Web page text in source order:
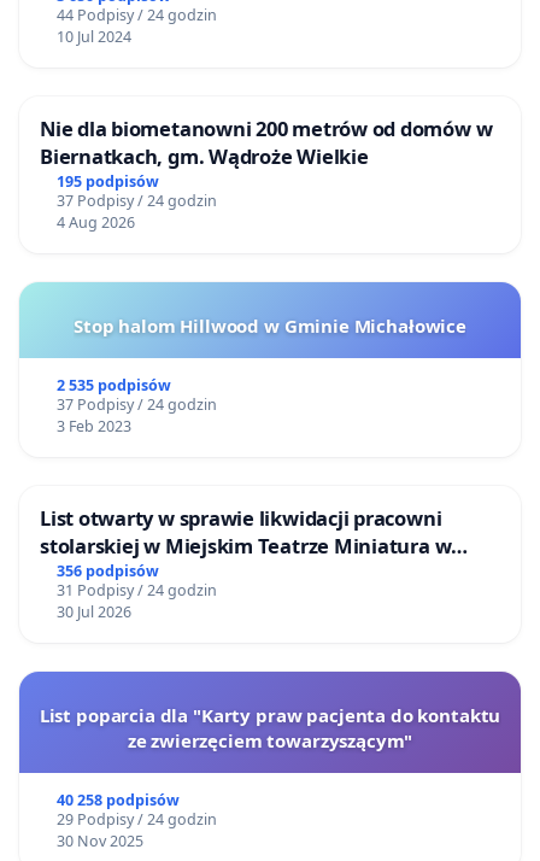
44 Podpisy / 24 godzin
10 Jul 2024
Nie dla biometanowni 200 metrów od domów w
Biernatkach, gm. Wądroże Wielkie
195 podpisów
37 Podpisy / 24 godzin
4 Aug 2026
Stop halom Hillwood w Gminie Michałowice
2 535 podpisów
37 Podpisy / 24 godzin
3 Feb 2023
List otwarty w sprawie likwidacji pracowni
stolarskiej w Miejskim Teatrze Miniatura w
Gdańsku
356 podpisów
31 Podpisy / 24 godzin
30 Jul 2026
List poparcia dla "Karty praw pacjenta do kontaktu
ze zwierzęciem towarzyszącym"
40 258 podpisów
29 Podpisy / 24 godzin
30 Nov 2025